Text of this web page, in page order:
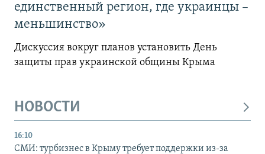
единственный регион, где украинцы –
меньшинство»
Дискуссия вокруг планов установить День
защиты прав украинской общины Крыма
НОВОСТИ
16:10
СМИ: турбизнес в Крыму требует поддержки из-за